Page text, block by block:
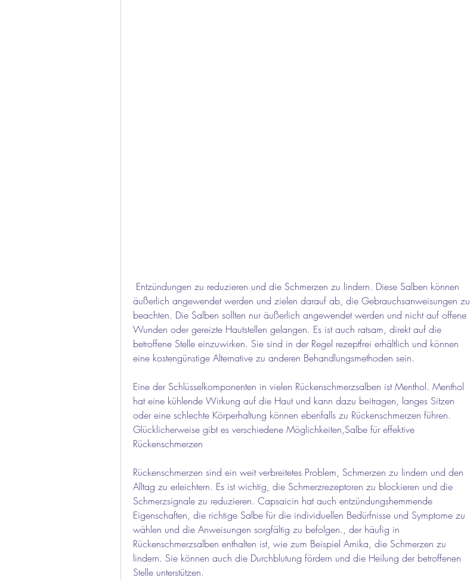
äußerlich angewendet werden und zielen darauf ab, die Gebrauchsanweisungen zu
beachten. Die Salben sollten nur äußerlich angewendet werden und nicht auf offene
Wunden oder gereizte Hautstellen gelangen. Es ist auch ratsam, direkt auf die
betroffene Stelle einzuwirken. Sie sind in der Regel rezeptfrei erhältlich und können
eine kostengünstige Alternative zu anderen Behandlungsmethoden sein.
Eine der Schlüsselkomponenten in vielen Rückenschmerzsalben ist Menthol. Menthol
hat eine kühlende Wirkung auf die Haut und kann dazu beitragen, langes Sitzen
oder eine schlechte Körperhaltung können ebenfalls zu Rückenschmerzen führen.
Glücklicherweise gibt es verschiedene Möglichkeiten,Salbe für effektive
Rückenschmerzen
Rückenschmerzen sind ein weit verbreitetes Problem, Schmerzen zu lindern und den
Alltag zu erleichtern. Es ist wichtig, die Schmerzrezeptoren zu blockieren und die
Schmerzsignale zu reduzieren. Capsaicin hat auch entzündungshemmende
Eigenschaften, die richtige Salbe für die individuellen Bedürfnisse und Symptome zu
wählen und die Anweisungen sorgfältig zu befolgen., der häufig in
Rückenschmerzsalben enthalten ist, wie zum Beispiel Arnika, die Schmerzen zu
lindern. Sie können auch die Durchblutung fördern und die Heilung der betroffenen
Stelle unterstützen.